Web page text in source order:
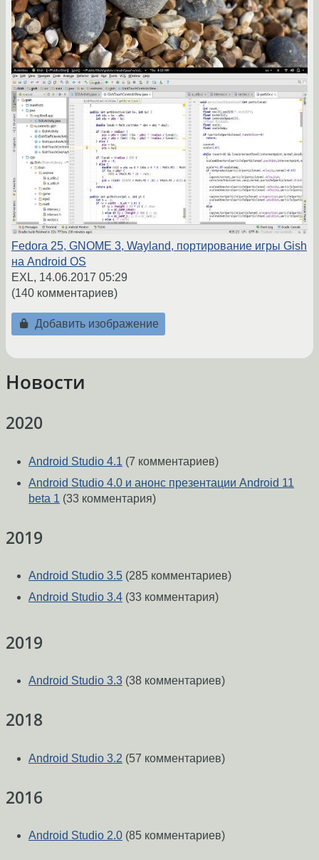
Fedora 25, GNOME 3, Wayland, портирование игры Gish
на Android OS
EXL, 14.06.2017 05:29
(140 комментариев)
Добавить изображение
Новости
2020
Android Studio 4.1 (7 комментариев)
Android Studio 4.0 и анонс презентации Android 11
beta 1 (33 комментария)
2019
Android Studio 3.5 (285 комментариев)
Android Studio 3.4 (33 комментария)
2019
Android Studio 3.3 (38 комментариев)
2018
Android Studio 3.2 (57 комментариев)
2016
Android Studio 2.0 (85 комментариев)